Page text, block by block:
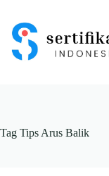
content
Tag Tips Arus Balik